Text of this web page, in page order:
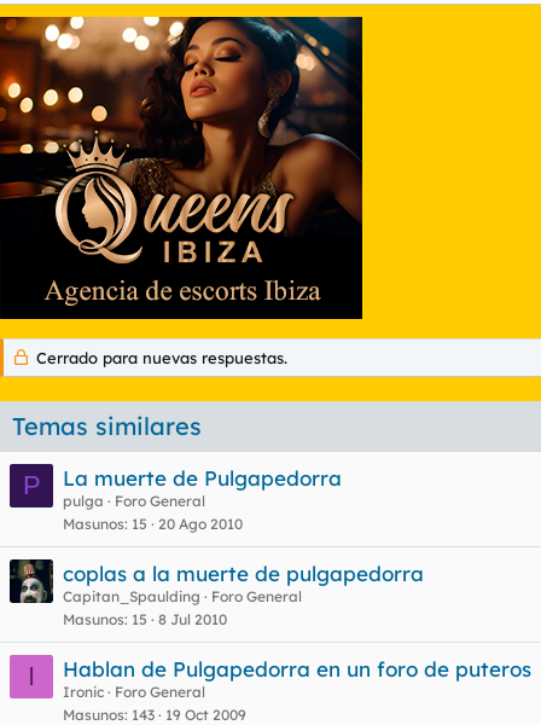
Cerrado para nuevas respuestas.
Temas similares
P
La muerte de Pulgapedorra
pulga
Foro General
Masunos 15 20 Ago 2010
coplas a la muerte de pulgapedorra
Capitan_Spaulding
Foro General
Masunos 15 8 Jul 2010
I Hablan de Pulgapedorra en un foro de puteros
Ironic
Foro General
Masunos 143 19 Oct 2009